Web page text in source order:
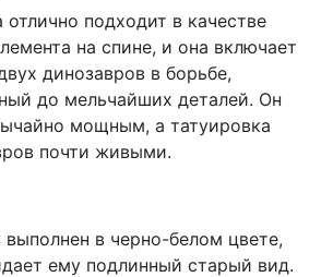
отлично подходит в качестве
на спине, и она включает
динозавров в борьбе,
до мельчайших деталей. Он
мощным, а татуировка
почти живыми.
в черно-белом цвете,
ему подлинный старый вид.